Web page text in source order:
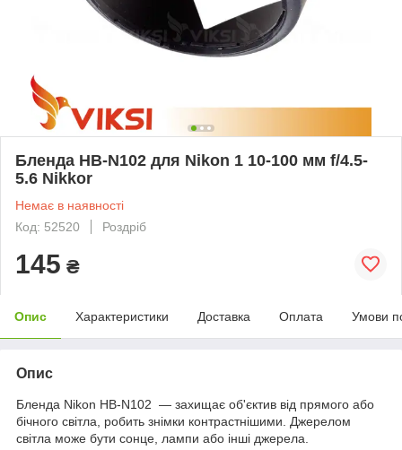
Бленда HB-N102 для Nikon 1 10-100 мм f/4.5-
5.6 Nikkor
Немає в наявності
Код: 52520
Роздріб
145 ₴
Опис Характеристики Доставка Оплата Умови
Опис
Бленда Nikon HB-N102 — захищає об'єктив від прямого або
бічного світла, робить знімки контрастнішими. Джерелом
світла може бути сонце, лампи або інші джерела.